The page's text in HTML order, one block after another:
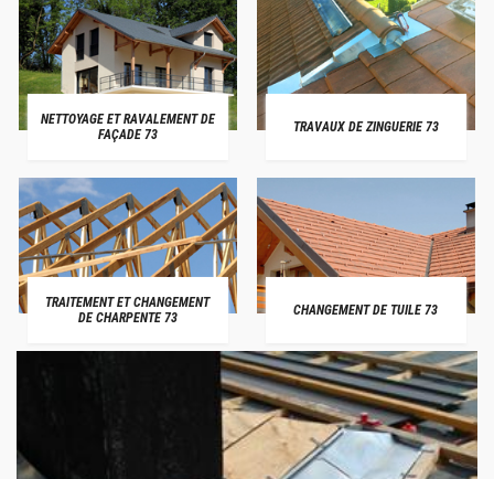
NETTOYAGE ET RAVALEMENT DE
FAÇADE 73
TRAVAUX DE ZINGUERIE 73
TRAITEMENT ET CHANGEMENT
DE CHARPENTE 73
CHANGEMENT DE TUILE 73